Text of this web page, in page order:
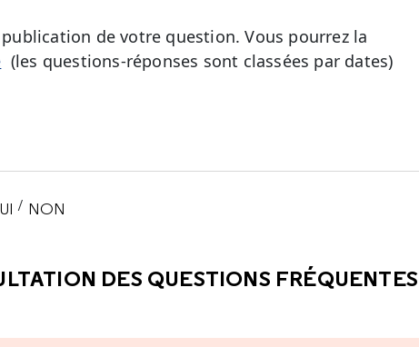
de votre question. Vous pourrez la
(les questions-réponses sont classées par dates)
/ NON
DES QUESTIONS FRÉQUENTES